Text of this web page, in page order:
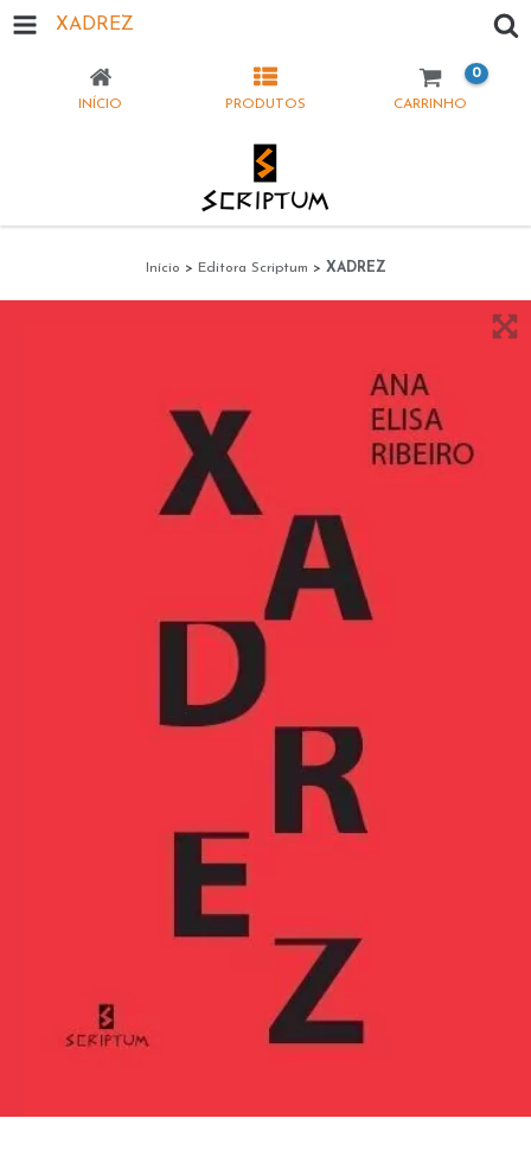
XADREZ
INÍCIO PRODUTOS CARRINHO
0
Início > Editora Scriptum > XADREZ